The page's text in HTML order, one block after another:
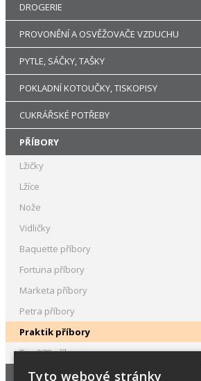
DROGERIE
PROVONĚNÍ A OSVĚŽOVAČE VZDUCHU
PYTLE, SÁČKY, TAŠKY
POKLADNÍ KOTOUČKY, TISKOPISY
CUKRÁŘSKÉ POTŘEBY
PŘÍBORY
Lžičky
Lžíce
Nože
Vidličky
Baquette příbory
Fortuna příbory
Marketa příbory
Petra příbory
Praktik příbory
Typ 278 příbory
RUKAVICE A OCHRANNÉ PRACOVNÍ POMŮCKY
Tyto webové stránky